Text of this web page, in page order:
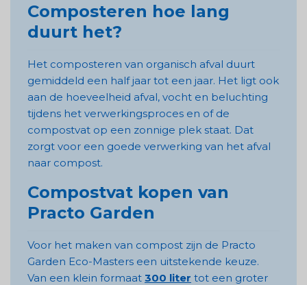
Composteren hoe lang
duurt het?
Het composteren van organisch afval duurt
gemiddeld een half jaar tot een jaar. Het ligt ook
aan de hoeveelheid afval, vocht en beluchting
tijdens het verwerkingsproces en of de
compostvat op een zonnige plek staat. Dat
zorgt voor een goede verwerking van het afval
naar compost.
Compostvat kopen van
Practo Garden
Voor het maken van compost zijn de Practo
Garden Eco-Masters een uitstekende keuze.
Van een klein formaat 300 liter tot een groter